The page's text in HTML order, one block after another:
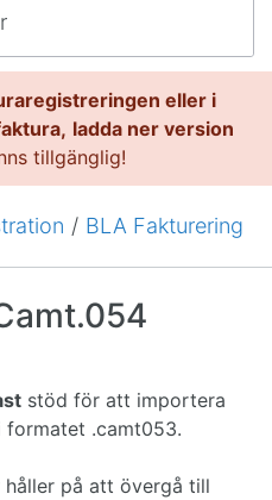
eller i
ladda ner version
tillgänglig!
/ BLA Fakturering
st stöd för att importera
formatet .camt053.
håller på att övergå till